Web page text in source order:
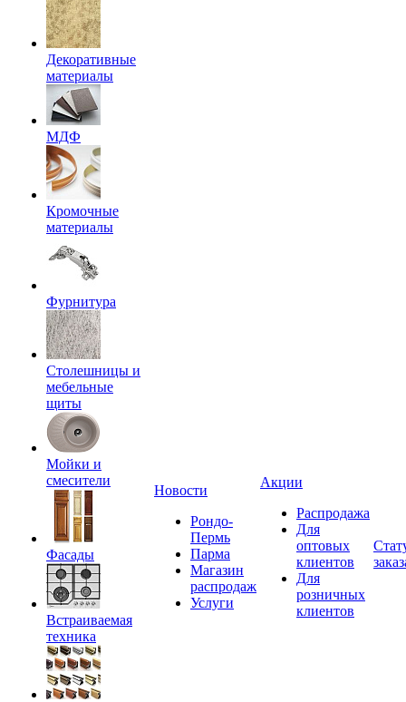
Декоративные
материалы
МДФ
Кромочные
материалы
Фурнитура
Столешницы и
мебельные
щиты
Мойки и
смесители
Фасады
Встраиваемая
техника
Новости
Рондо-
Пермь
Парма
Магазин
распродаж
Услуги
Акции
Распродажа
Для
оптовых
клиентов
Для
розничных
клиентов